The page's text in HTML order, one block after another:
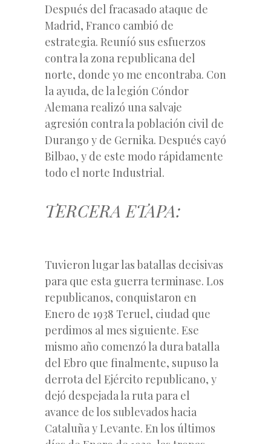
Después del fracasado ataque de
Madrid, Franco cambió de
estrategia. Reuníó sus esfuerzos
contra la zona republicana del
norte, donde yo me encontraba. Con
la ayuda, de la legión Cóndor
Alemana realizó una salvaje
agresión contra la población civil de
Durango y de Gernika. Después cayó
Bilbao, y de este modo rápidamente
todo el norte Industrial.
TERCERA ETAPA:
Tuvieron lugar las batallas decisivas
para que esta guerra terminase. Los
republicanos, conquistaron en
Enero de 1938 Teruel, ciudad que
perdimos al mes siguiente. Ese
mismo año comenzó la dura batalla
del Ebro que finalmente, supuso la
derrota del Ejército republicano, y
dejó despejada la ruta para el
avance de los sublevados hacia
Cataluña y Levante. En los últimos